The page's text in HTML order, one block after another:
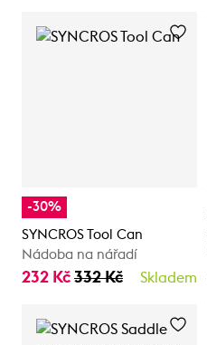
-30%
SYNCROS Tool Can
Nádoba na nářadí
232 Kč 332 Kč Skladem